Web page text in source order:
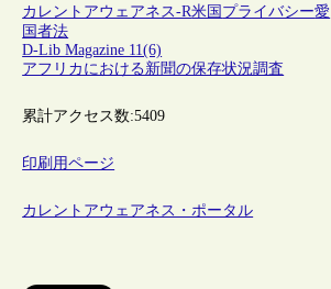
カレントアウェアネス-R米国 プライバシー愛
国者法
D-Lib Magazine 11(6)
アフリカにおける新聞の保存状況調査
累計アクセス数:5409
印刷用ページ
カレントアウェアネス・ポータル